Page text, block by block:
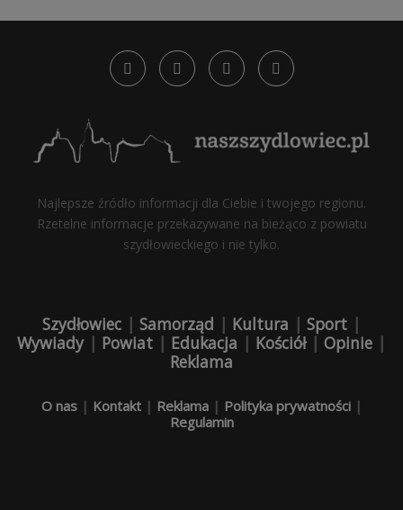
Najlepsze źródło informacji dla Ciebie i twojego regionu.
Rzetelne informacje przekazywane na bieżąco z powiatu
szydłowieckiego i nie tylko.
Szydłowiec | Samorząd | Kultura | Sport |
Wywiady| Powiat | Edukacja | Kościół| Opinie |
Reklama
O nas| Kontakt| Reklama| Polityka prywatności|
Regulamin